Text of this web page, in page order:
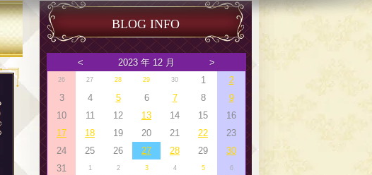
BLOG INFO
< 2023 年 12 月 >
26 27 28 29 30 1
2
3
4 5 6 7 8
9
10
11 12 13 14 15
16
17
18 19 20 21 22
23
24
25 26 27 28 29
30
31
1 2 3 4 5 6